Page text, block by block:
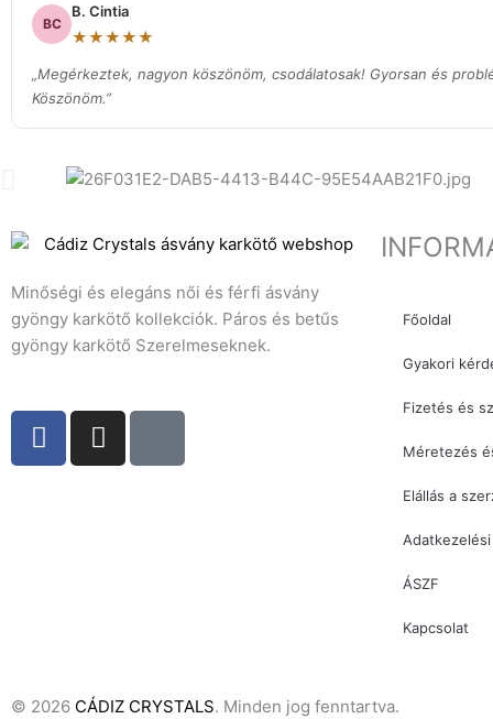
BC
B. Cintia
★★★★★
„Megérkeztek, nagyon köszönöm, csodálatosak! Gyorsan és
Köszönöm.”
Minőségi és elegáns női és férfi ásvány
gyöngy karkötő kollekciók. Páros és betűs
gyöngy karkötő Szerelmeseknek.
F
a
I
n
Főoldal
Gyakori
Fizetés és
Méretezés
Elállás a
ÁSZF
Kapcsolat
© 2026 CÁDIZ CRYSTALS. Minden jog fenntartva.